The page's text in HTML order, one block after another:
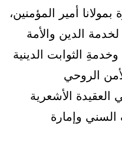
أمير المؤمنين،
الدين والأمة
الثوابت الدينية
الروحي
العقيدة الأشعرية
وإمارة